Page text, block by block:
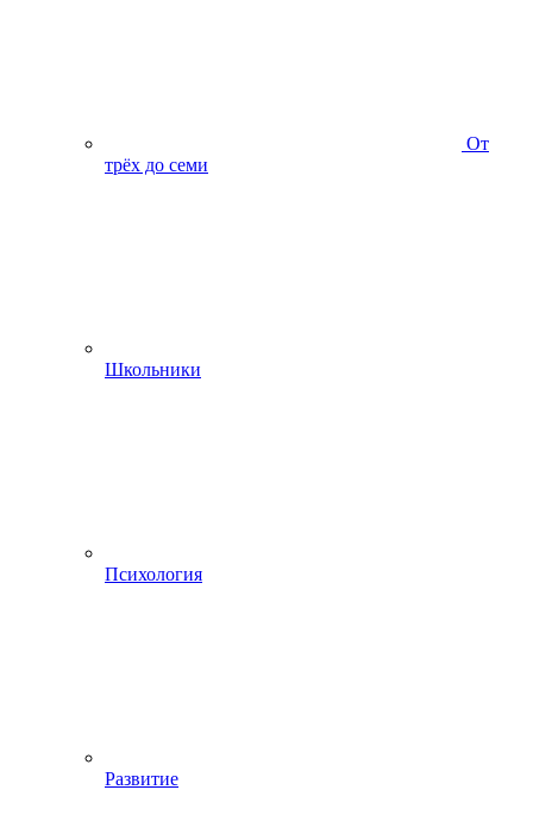
От
трёх до семи
Школьники
Психология
Развитие